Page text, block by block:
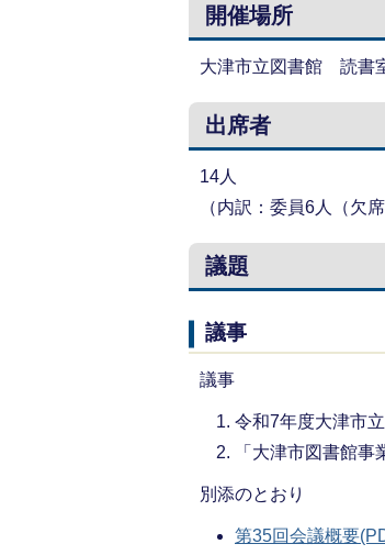
開催場所
大津市立図書館 読書
出席者
14人
（内訳：委員6人（欠
議題
議事
議事
令和7年度大津市
「大津市図書館
別添のとおり
第35回会議概要